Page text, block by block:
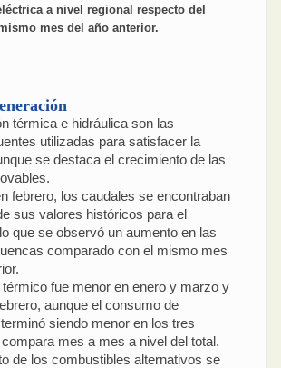
a nivel regional respecto del
mes del año anterior.
térmica e hidráulica son las
utilizadas para satisfacer la
se destaca el crecimiento de las
febrero, los caudales se encontraban
sus valores históricos para el
que se observó un aumento en las
comparado con el mismo mes
fue menor en enero y marzo y
aunque el consumo de
siendo menor en los tres
mes a mes a nivel del total.
de los combustibles alternativos se